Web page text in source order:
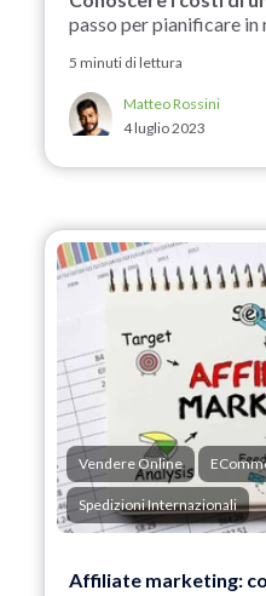
passo per pianificare
5 minuti di lettura
Matteo Rossini
4 luglio 2023
Vendere Online
Spedizioni Internazionali
Affiliate marketing: